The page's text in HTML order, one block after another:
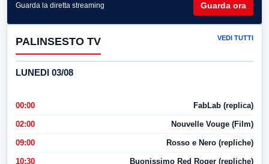
Guarda la diretta streaming Guarda ora
PALINSESTO TV VEDI TUTTI
LUNEDI 03/08
00:00 FabLab (replica)
02:00 Nouvelle Vouge (Film)
09:00 Rosso e Nero (repliche)
10:30 Buonissimo Red Roger (repliche)